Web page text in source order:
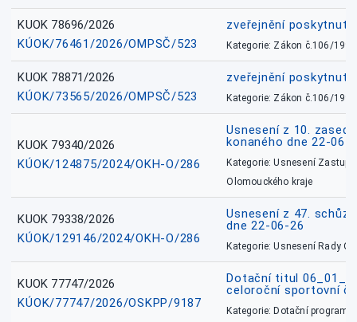
KUOK 78696/2026
KÚOK/76461/2026/OMPSČ/523
zveřejnění
Kategorie: Zákon č.106/1999
KUOK 78871/2026
KÚOK/73565/2026/OMPSČ/523
zveřejnění
Kategorie: Zákon č.106/1999
KUOK 79340/2026
KÚOK/124875/2024/OKH-O/286
Usnesení z 10.
konaného dne 22-06-
Kategorie: Usnesení
Olomouckého kraje
KUOK 79338/2026
KÚOK/129146/2024/OKH-O/286
Usnesení z 47.
dne 22-06-26
Kategorie: Usnesení Rady
KUOK 77747/2026
KÚOK/77747/2026/OSKPP/9187
Dotační titul
celoroční sportovní
Kategorie: Dotační